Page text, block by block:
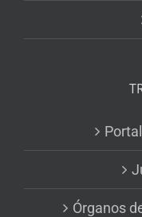
Órganos